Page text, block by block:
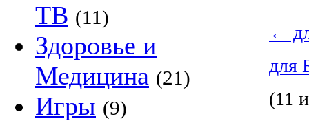
ТВ (11)
Здоровье и
Медицина (21)
Игры (9)
←
для
(11